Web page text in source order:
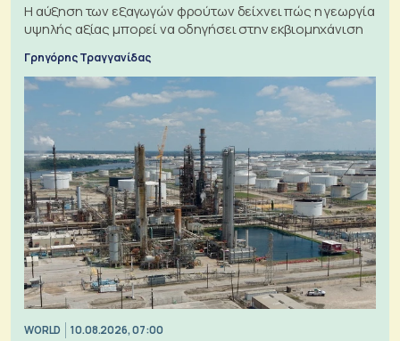
Η αύξηση των εξαγωγών φρούτων δείχνει πώς η γεωργία
υψηλής αξίας μπορεί να οδηγήσει στην εκβιομηχάνιση
Γρηγόρης Τραγγανίδας
WORLD 10.08.2026, 07:00